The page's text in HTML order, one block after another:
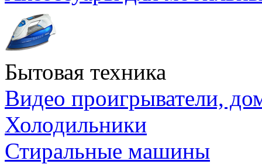
Бытовая техника
Видео проигрыватели,
Холодильники
Стиральные машины